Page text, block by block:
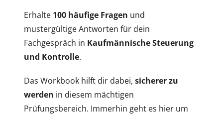
Erhalte 100 häufige Fragen und
mustergültige Antworten für dein
Fachgespräch in Kaufmännische Steuerung
und Kontrolle.
Das Workbook hilft dir dabei, sicherer zu
werden in diesem mächtigen
Prüfungsbereich. Immerhin geht es hier um